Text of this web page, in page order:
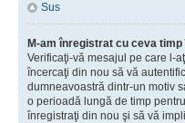
Sus
M-am înregistrat cu ceva
Verificaţi-vă mesajul pe care l-
încercaţi din nou să vă
dumneavoastră dintr-un motiv
o perioadă lungă de timp
înregistraţi din nou şi să vă